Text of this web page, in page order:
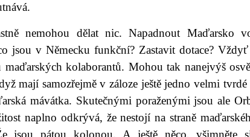
nemohou dělat nic. Napadnout Maďarsko
jsou v Německu funkční? Zastavit dotace?
kolaborantů. Mohou tak nanejvýš
mají samozřejmě v záloze ještě jedno velmi
mávátka. Skutečnými poraženými jsou ale
naplno odkrývá, že nestojí na straně
jsou pátou kolonou. A ještě něco, všimněte